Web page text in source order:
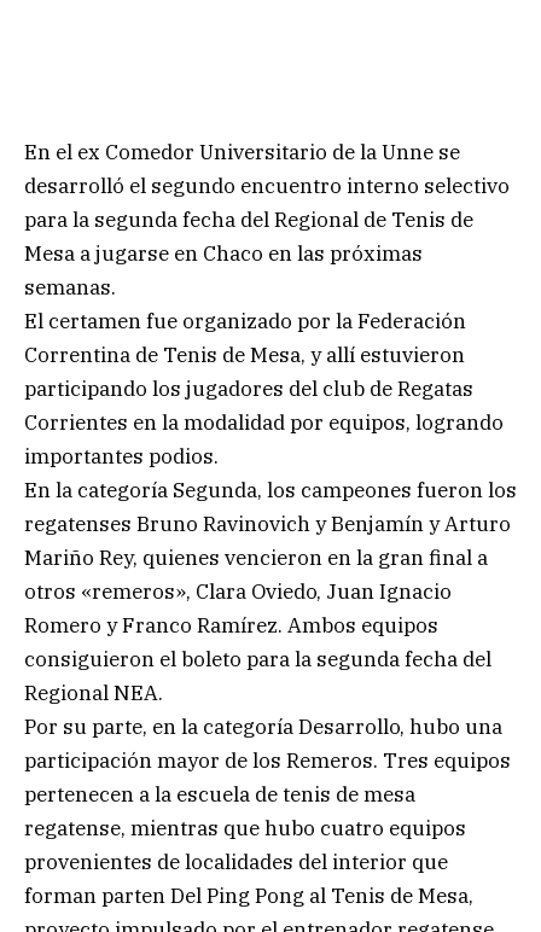
En el ex Comedor Universitario de la Unne se
desarrolló el segundo encuentro interno selectivo
para la segunda fecha del Regional de Tenis de
Mesa a jugarse en Chaco en las próximas
semanas.
El certamen fue organizado por la Federación
Correntina de Tenis de Mesa, y allí estuvieron
participando los jugadores del club de Regatas
Corrientes en la modalidad por equipos, logrando
importantes podios.
En la categoría Segunda, los campeones fueron los
regatenses Bruno Ravinovich y Benjamín y Arturo
Mariño Rey, quienes vencieron en la gran final a
otros «remeros», Clara Oviedo, Juan Ignacio
Romero y Franco Ramírez. Ambos equipos
consiguieron el boleto para la segunda fecha del
Regional NEA.
Por su parte, en la categoría Desarrollo, hubo una
participación mayor de los Remeros. Tres equipos
pertenecen a la escuela de tenis de mesa
regatense, mientras que hubo cuatro equipos
provenientes de localidades del interior que
forman parten Del Ping Pong al Tenis de Mesa,